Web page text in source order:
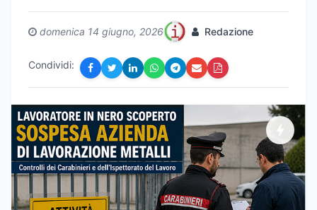
domenica 14 giugno, 2026 Redazione
Condividi: